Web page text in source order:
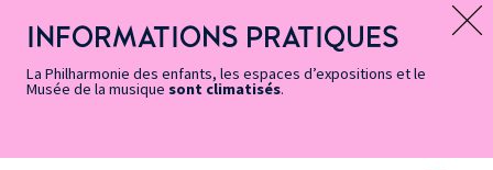
page
Accessibilité
accès
rapides
principal
contenu
principal
page
Message d’information
INFORMATIONS PRATIQUES
La Philharmonie des enfants, les espaces d’expositions et le
Musée de la musique sont climatisés.